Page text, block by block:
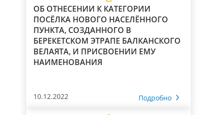
ОБ ОТНЕСЕНИИ К КАТЕГОРИИ
ПОСЁЛКА НОВОГО НАСЕЛЁННОГО
ПУНКТА, СОЗДАННОГО В
БЕРЕКЕТСКОМ ЭТРАПЕ БАЛКАНСКОГО
ВЕЛАЯТА, И ПРИСВОЕНИИ ЕМУ
НАИМЕНОВАНИЯ
10.12.2022 Подробно